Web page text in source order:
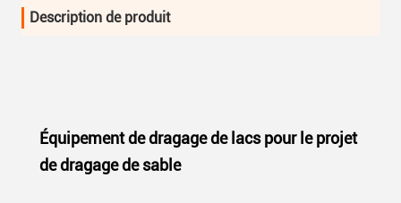
Description de produit
Équipement de dragage de lacs pour le projet
de dragage de sable